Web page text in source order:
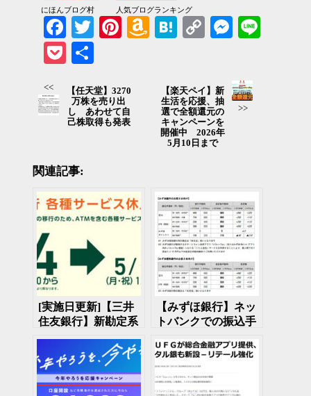
にほんブログ村 人気ブログランキング
FacebookTwitter PinterestAmazonHatena
Copy
Messenger
Pocket
<<
【任天堂】3270
万株を売り出
し あわせて自
己株取得も発表
【楽天ペイ】新
生活を応援、抽
選で全額還元の
キャンペーンを
開催中 2026年
5月10日まで
>>
関連記事:
[実施日更新]【三井
住友銀行】新勘定系
システムへの移行を
延期 システム障害
発生により
【みずほ銀行】ネッ
トバンクでの振込手
数料が他行あてでも
110円に 一方で窓
口ATMでの振込手数
料は値上げ